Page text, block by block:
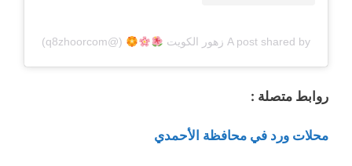
A post shared by زهور الكويت ⁩ (@q8zhoorcom)
روابط متصلة :
محلات ورد في محافظة الأحمدي